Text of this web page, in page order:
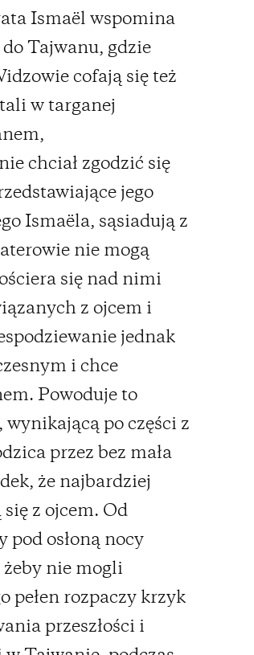
Ismaël wspomina
Tajwanu, gdzie
cofają się też
w targanej
chciał zgodzić się
jego
Ismaëla, sąsiadują z
nie mogą
się nad nimi
z ojcem i
jednak
i chce
Powoduje to
wynikającą po części z
przez bez mała
że najbardziej
z ojcem. Od
pod osłoną nocy
żeby nie mogli
pełen rozpaczy krzyk
przeszłości i